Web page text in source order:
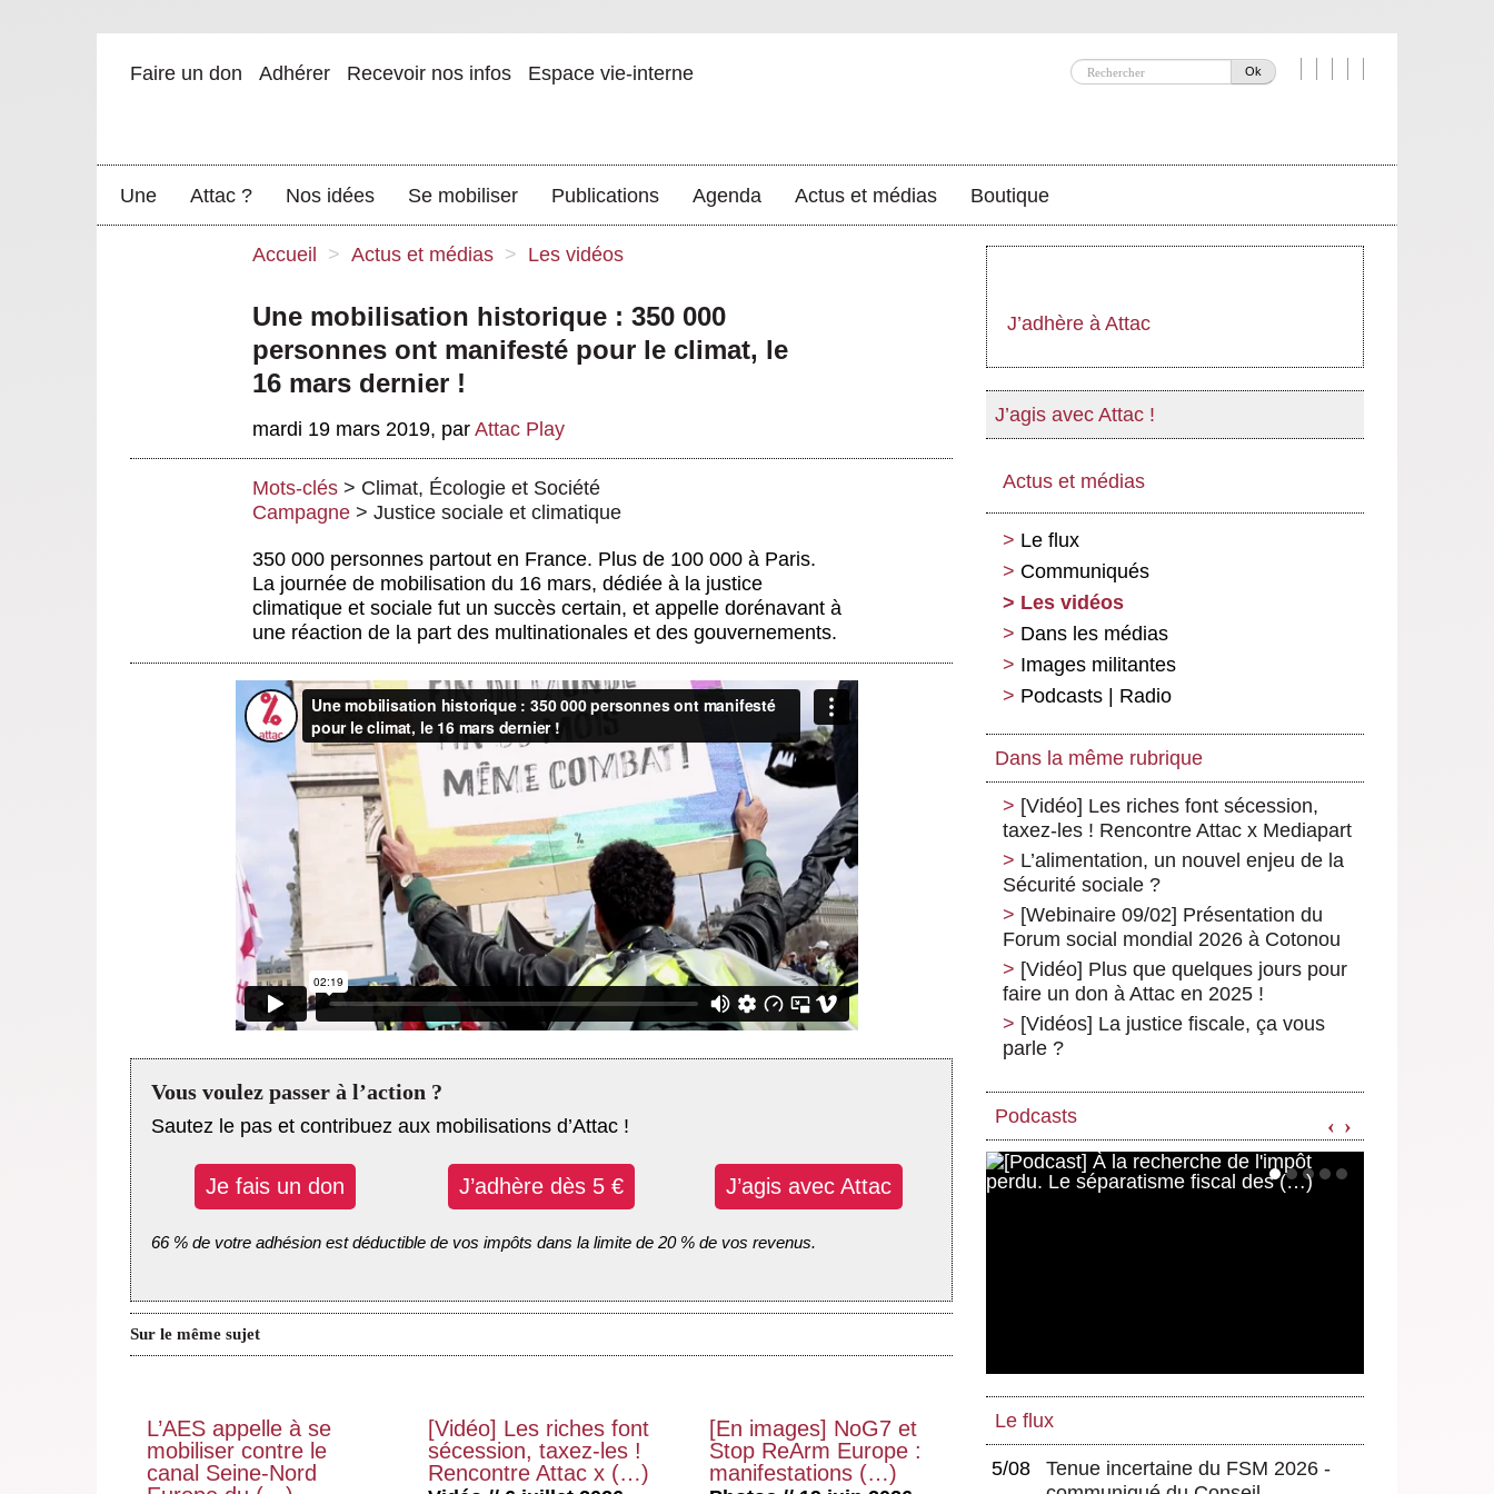
Ok
Faire un don Adhérer Recevoir nos infos Espace vie-interne
Une Attac ? Nos idées Se mobiliser Publications Agenda Actus et médias Boutique
Accueil > Actus et médias > Les vidéos
Une mobilisation historique : 350 000
personnes ont manifesté pour le climat, le
16 mars dernier !
mardi 19 mars 2019, par Attac Play
Mots-clés > Climat, Écologie et Société
Campagne > Justice sociale et climatique
350 000 personnes partout en France. Plus de 100 000 à Paris.
La journée de mobilisation du 16 mars, dédiée à la justice
climatique et sociale fut un succès certain, et appelle dorénavant à
une réaction de la part des multinationales et des gouvernements.
Vous voulez passer à l’action ?
Sautez le pas et contribuez aux mobilisations d’Attac !
Je fais un don J’adhère dès 5 € J’agis avec Attac
66 % de votre adhésion est déductible de vos impôts dans la limite de 20 % de vos revenus.
Sur le même sujet
L’AES appelle à se
mobiliser contre le
canal Seine-Nord
[Vidéo] Les riches font
sécession, taxez-les !
Rencontre Attac x (…)
[En images] NoG7 et
Stop ReArm Europe :
manifestations (…)
J’adhère à Attac
J’agis avec Attac !
Actus et médias
Le flux
Communiqués
Les vidéos
Dans les médias
Images militantes
Podcasts | Radio
Dans la même rubrique
[Vidéo] Les riches font sécession,
taxez-les ! Rencontre Attac x Mediapart
L’alimentation, un nouvel enjeu de la
Sécurité sociale ?
[Webinaire 09/02] Présentation du
Forum social mondial 2026 à Cotonou
[Vidéo] Plus que quelques jours pour
faire un don à Attac en 2025 !
[Vidéos] La justice fiscale, ça vous
parle ?
Podcasts ‹ ›
Le flux
5/08
Tenue incertaine du FSM 2026 -